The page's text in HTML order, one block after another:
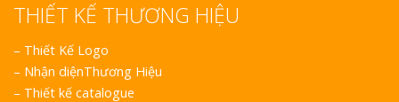
THIẾT KẾ THƯƠNG HIỆU
– Thiết Kế Logo
– Nhận diệnThương Hiệu
– Thiết kế catalogue